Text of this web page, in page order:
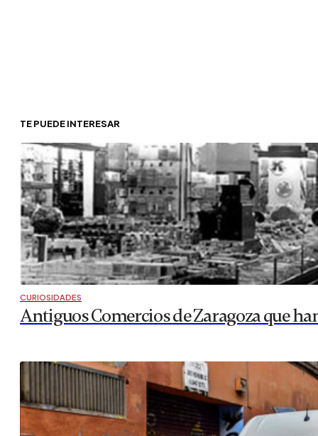
TE PUEDE INTERESAR
CURIOSIDADES
Antiguos Comercios de Zaragoza que